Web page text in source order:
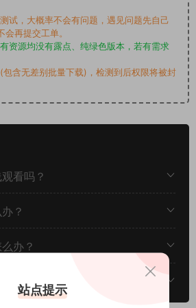
试，大概率不会有问题，遇见问题先自己
再提交工单。
资源均没有露点、纯绿色版本，若有需求
含无差别批量下载)，检测到后权限将被封
看吗？
？
办？
吗？
站点提示